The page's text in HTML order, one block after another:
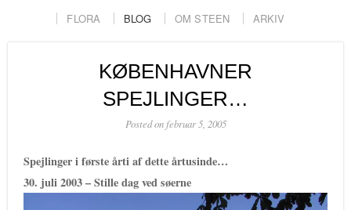
FLORA BLOG OM STEEN ARKIV
KØBENHAVNER
SPEJLINGER…
Posted on februar 5, 2005
Spejlinger i første årti af dette årtusinde…
30. juli 2003 – Stille dag ved søerne